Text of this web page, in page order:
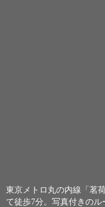
東京メトロ丸の内線「茗
て徒歩7分。 写真付きのル